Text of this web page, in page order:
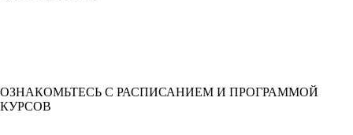
ОЗНАКОМЬТЕСЬ С РАСПИСАНИЕМ И ПРОГРАММОЙ
КУРСОВ